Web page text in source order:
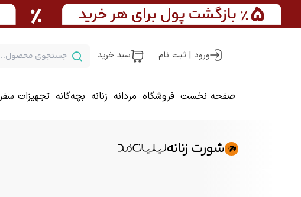
سبد خرید ورود | ثبت نام
صفحه نخست فروشگاه مردانه زنانه بچه‌گانه تجهیزات سفر
شورت زنانه